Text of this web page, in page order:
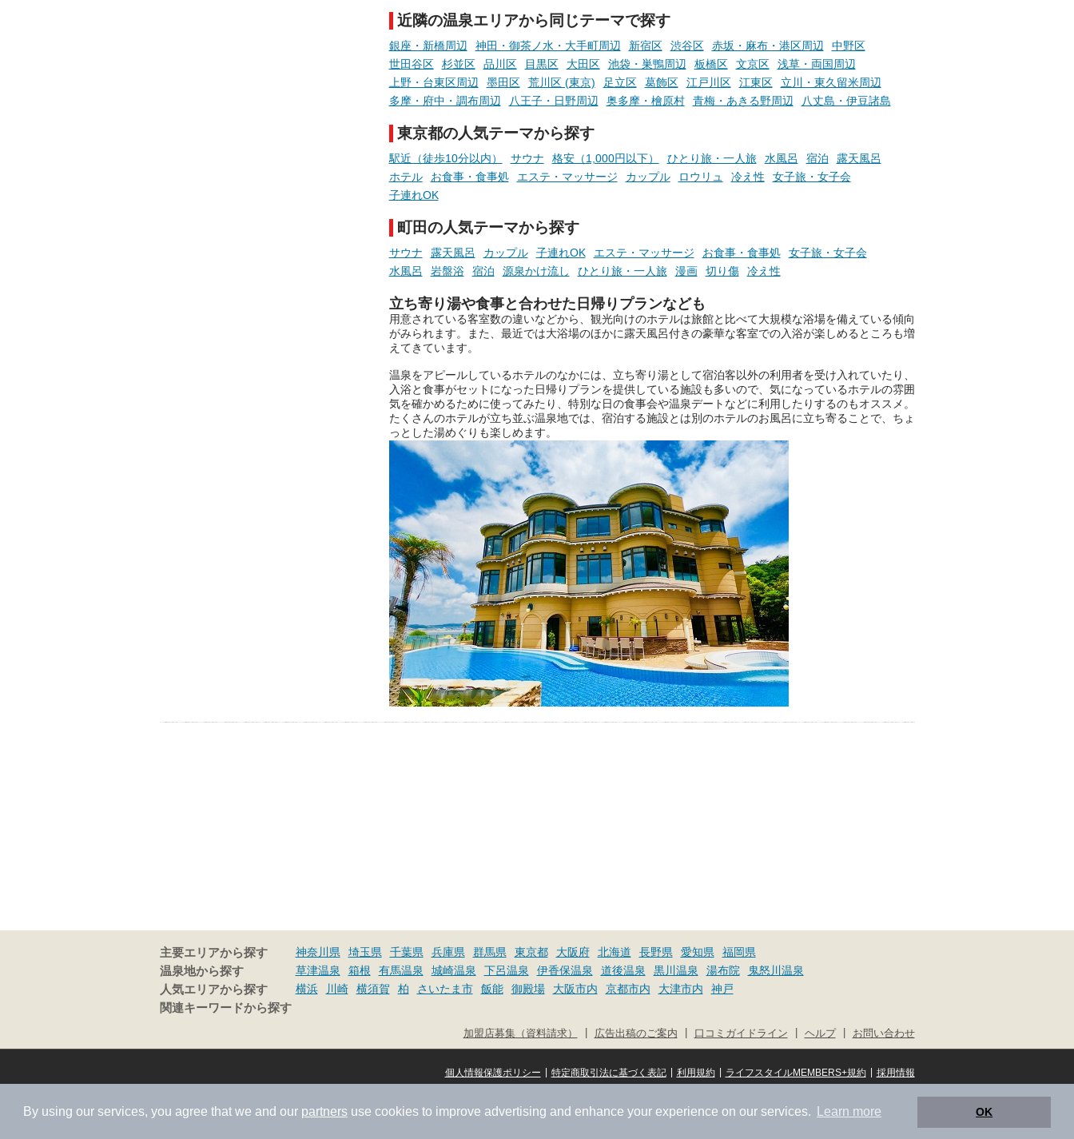
By using our services, you agree that we and our partnersuse cookies to improve advertising and enhance your experience on our services. Learn more OK
手相やタロットなど気軽に楽し
める占いで、“ととのう”おふろ
時間を、もっと特別に。
でくることはありませんか？
お風呂でリラックスしているか
そんな心のつぶやきを、湯あが
りの温まった心のまま相談でき
ニフティ温泉の「占いベンチ」
は、そんなあなたの心のつぶや
別なひとときを「毎月10分無
料」でご利用いただけます。
お湯で体がほぐれたら、次は占
い師さんとお話しして、心もほ
ぐしてみませんか？
近隣の温泉エリアから同じテーマで探す
銀座・新橋周辺 神田・御茶ノ水・大手町周辺 新宿区 渋谷区 赤坂・麻布・港区周辺
中野区
世田谷区
杉並区 品川区 目黒区 大田区 池袋・巣鴨周辺 板橋区 文京区
浅草・両国周辺
上野・台東区周辺
墨田区 荒川区 (東京) 足立区 葛飾区 江戸川区 江東区
立川・東久留米周辺
多摩・府中・調布周辺
八王子・日野周辺 奥多摩・檜原村 青梅・あきる野周辺 八丈島・伊豆諸島
東京都の人気テーマから探す
駅近（徒歩10分以内） サウナ 格安（1,000円以下） ひとり旅・一人旅 水風呂 宿泊
露天風呂
ホテル
お食事・食事処 エステ・マッサージ カップル ロウリュ 冷え性
女子旅・女子会
子連れOK
町田の人気テーマから探す
サウナ 露天風呂 カップル 子連れOK エステ・マッサージ お食事・食事処
女子旅・女子会
水風呂
岩盤浴 宿泊 源泉かけ流し ひとり旅・一人旅 漫画 切り傷 冷え性
立ち寄り湯や食事と合わせた日帰りプランなども
用意されている客室数の違いなどから、観光向けのホテルは旅館と比べて大規模な浴場を備えている傾向
がみられます。また、最近では大浴場のほかに露天風呂付きの豪華な客室での入浴が楽しめるところも増
えてきています。
温泉をアピールしているホテルのなかには、立ち寄り湯として宿泊客以外の利用者を受け入れていたり、
入浴と食事がセットになった日帰りプランを提供している施設も多いので、気になっているホテルの雰囲
気を確かめるために使ってみたり、特別な日の食事会や温泉デートなどに利用したりするのもオススメ。
たくさんのホテルが立ち並ぶ温泉地では、宿泊する施設とは別のホテルのお風呂に立ち寄ることで、ちょ
っとした湯めぐりも楽しめます。
主要エリアから探す 神奈川県 埼玉県 千葉県 兵庫県 群馬県 東京都 大阪府 北海道 長野県 愛知県
福岡県
温泉地から探す
草津温泉 箱根 有馬温泉 城崎温泉 下呂温泉 伊香保温泉 道後温泉 黒川温泉 湯布院
鬼怒川温泉
人気エリアから探す
横浜 川崎 横須賀 柏 さいたま市 飯能 御殿場 大阪市内 京都市内 大津市内
神戸
関連キーワードから探す
お問い合わせ
ヘルプ
口コミガイドライン
広告出稿のご案内
加盟店募集（資料請求）
採用情報
|
ライフスタイルMEMBERS+規約
|
利用規約
|
特定商取引法に基づく表記
|
個人情報保護ポリシー
© NIFTY Lifestyle Co., Ltd.